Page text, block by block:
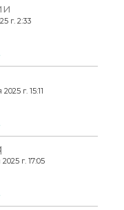
г. 2:33
г. 15:11
г. 17:05